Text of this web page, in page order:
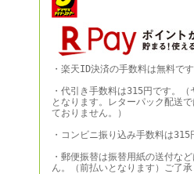
・楽天ID決済の手数料は無料で
・代引き手数料は315円です。
となります。レターパック配送
ておりません。）
・コンビニ振り込み手数料は
・郵便振替は振替用紙の送付な
ん。（前払いとなります）ご了